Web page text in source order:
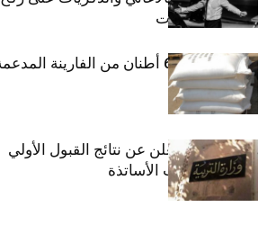
مسرح الحمامات
منوبة: حجز 6،3 أطنان من الفارينة المدعمة
وزارة التربية تعلن عن نتائج القبول الأولي
لمناظرة انتداب الأساتذة